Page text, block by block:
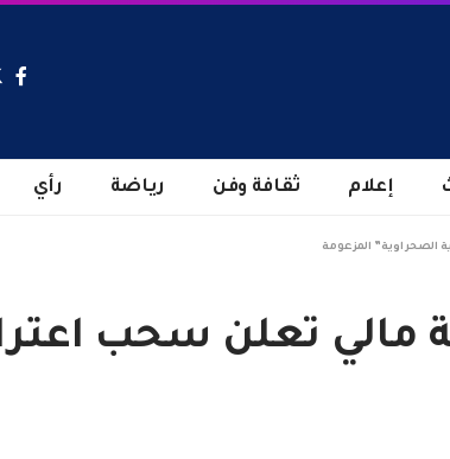
إعلام ثقافة وفن رياضة رأي
الصحراوية” المزعومة
مالي تعلن سحب